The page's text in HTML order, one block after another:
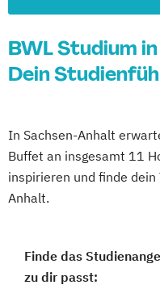
BWL Studium
Dein
In Sachsen-Anhalt
Buffet an insgesamt 11
inspirieren und finde
Anhalt.
Finde das
zu dir passt: